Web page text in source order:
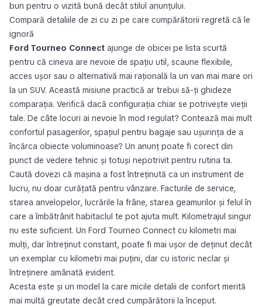
bun pentru o vizită bună decât stilul anunțului.
Compară detaliile de zi cu zi pe care cumpărătorii regretă că le
ignoră
Ford Tourneo Connect ajunge de obicei pe lista scurtă
pentru că cineva are nevoie de spațiu util, scaune flexibile,
acces ușor sau o alternativă mai rațională la un van mai mare ori
la un SUV. Această misiune practică ar trebui să-ți ghideze
comparația. Verifică dacă configurația chiar se potrivește vieții
tale. De câte locuri ai nevoie în mod regulat? Contează mai mult
confortul pasagerilor, spațiul pentru bagaje sau ușurința de a
încărca obiecte voluminoase? Un anunț poate fi corect din
punct de vedere tehnic și totuși nepotrivit pentru rutina ta.
Caută dovezi că mașina a fost întreținută ca un instrument de
lucru, nu doar curățată pentru vânzare. Facturile de service,
starea anvelopelor, lucrările la frâne, starea geamurilor și felul în
care a îmbătrânit habitaclul te pot ajuta mult. Kilometrajul singur
nu este suficient. Un Ford Tourneo Connect cu kilometri mai
mulți, dar întreținut constant, poate fi mai ușor de deținut decât
un exemplar cu kilometri mai puțini, dar cu istoric neclar și
întreținere amânată evident.
Acesta este și un model la care micile detalii de confort merită
mai multă greutate decât cred cumpărătorii la început.